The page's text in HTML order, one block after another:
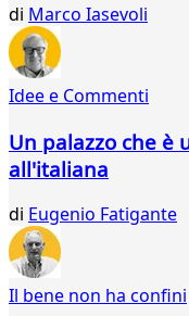
di Marco Iasevoli
Idee e Commenti
Un palazzo che è
all'italiana
di Eugenio Fatigante
Il bene non ha confini